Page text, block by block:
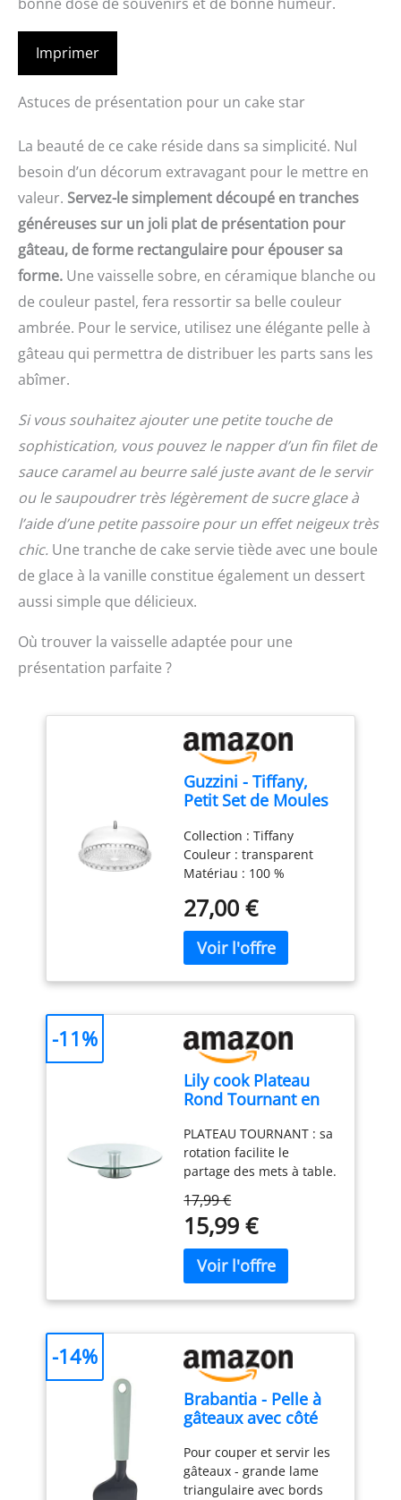
bonne dose de souvenirs et de bonne humeur.
Imprimer
Astuces de présentation pour un cake star
La beauté de ce cake réside dans sa simplicité. Nul
besoin d’un décorum extravagant pour le mettre en
valeur. Servez-le simplement découpé en tranches
généreuses sur un joli plat de présentation pour
gâteau, de forme rectangulaire pour épouser sa
forme. Une vaisselle sobre, en céramique blanche ou
de couleur pastel, fera ressortir sa belle couleur
ambrée. Pour le service, utilisez une élégante pelle à
gâteau qui permettra de distribuer les parts sans les
abîmer.
Si vous souhaitez ajouter une petite touche de
sophistication, vous pouvez le napper d’un fin filet de
sauce caramel au beurre salé juste avant de le servir
ou le saupoudrer très légèrement de sucre glace à
l’aide d’une petite passoire pour un effet neigeux très
chic. Une tranche de cake servie tiède avec une boule
de glace à la vanille constitue également un dessert
aussi simple que délicieux.
Où trouver la vaisselle adaptée pour une
présentation parfaite ?
Guzzini - Tiffany,
Petit Set de Moules
Transparent, Ø 30 x
h16 cm - 19950100
Collection : Tiffany
Couleur : transparent
Matériau : 100 %
Guzzini, fabriqué en
Italie depuis 1912 Poids
du colis: 1.02 kilograms
27,00 €
Lily cook Plateau
Rond Tournant en
Transparent
PLATEAU TOURNANT : sa
rotation facilite le
partage des mets à table.
malin VERRE ET INOX :
leur alliance allie
transparence et
robustesse. Un plateau
aussi beau que durable
FORMAT 30 CM : sa belle
service généreux SUR
PIED : sa hauteur met
joliment en valeur les
mets. Un accent déco
idéal pour apéritifs,
fromages et réceptions.
Un service convivial
17,99 €
15,99 €
-11%
Brabantia - Pelle à
gâteaux avec côté
Green
Pour couper et servir les
gâteaux - grande lame
triangulaire avec bords
-14%